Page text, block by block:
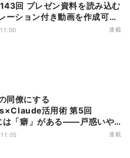
回 プレゼン資料を読み込む
ーション付き動画を作成可能
Google Vids」
連載
同僚にする
活用術 第5回
「癖」がある――戸惑いや
様
連載